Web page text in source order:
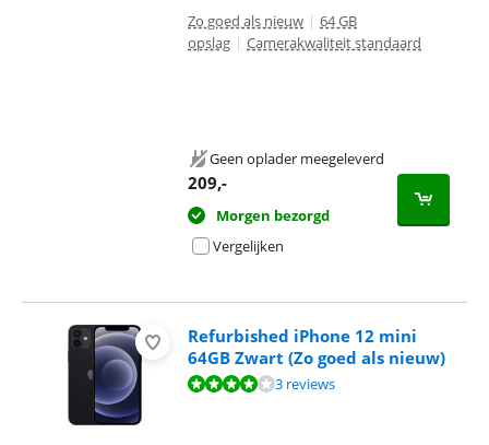
Zo goed als nieuw | 64 GB
opslag | Camerakwaliteit standaard
Geen oplader meegeleverd
209,-
Morgen bezorgd
Vergelijken
Refurbished iPhone 12 mini
64GB Zwart (Zo goed als nieuw)
Beoordeling is 7,8 van de 10, gebaseerd op 3 reviews.
3 reviews